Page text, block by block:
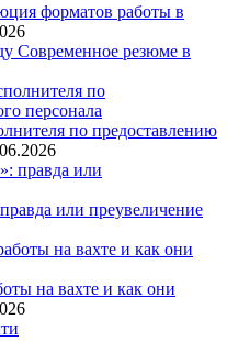
форматов работы в
Современное резюме в
по предоставлению
или преувеличение
на вахте и как они